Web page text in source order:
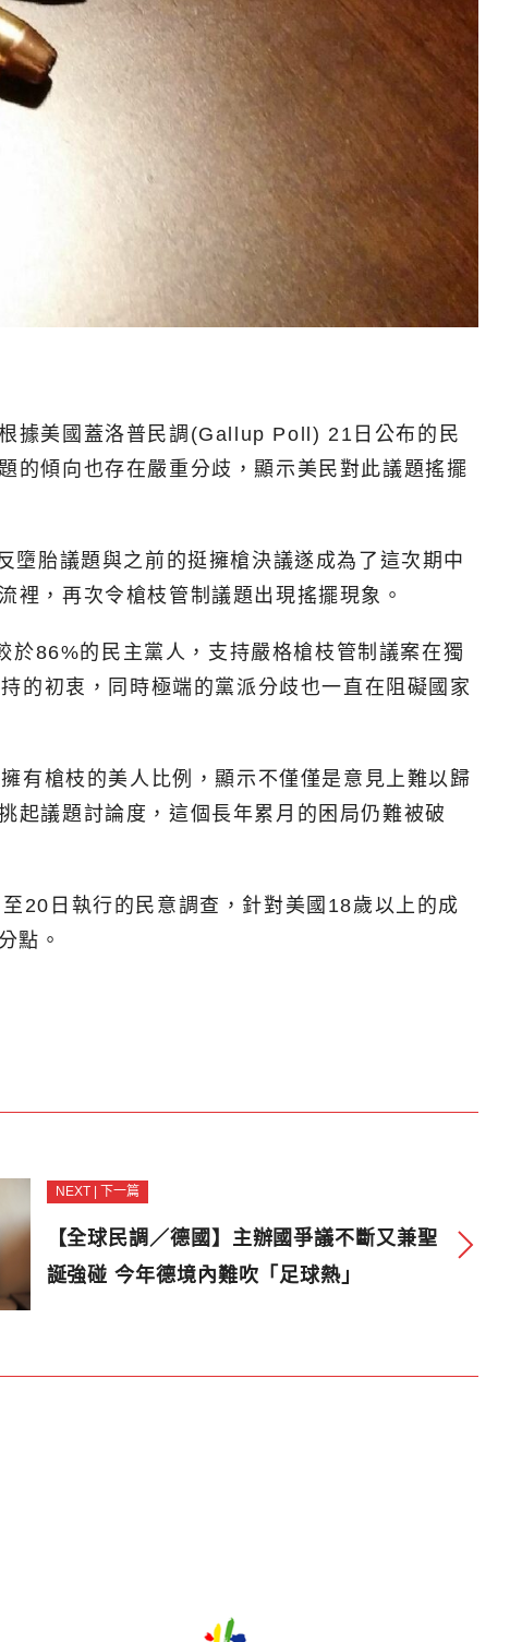
據美國蓋洛普民調(Gallup Poll) 21日公布的民
的傾向也存在嚴重分歧，顯示美民對此議題搖擺
胎議題與之前的挺擁槍決議遂成為了這次期中
裡，再次令槍枝管制議題出現搖擺現象。
86%的民主黨人，支持嚴格槍枝管制議案在獨
的初衷，同時極端的黨派分歧也一直在阻礙國家
有槍枝的美人比例，顯示不僅僅是意見上難以歸
起議題討論度，這個長年累月的困局仍難被破
20日執行的民意調查，針對美國18歲以上的成
點。
NEXT | 下一篇
【全球民調／德國】主辦國爭議不斷又兼聖
誕強碰 今年德境內難吹「足球熱」